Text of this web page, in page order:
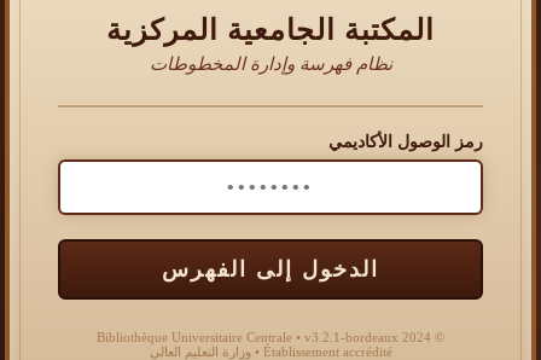
المكتبة الجامعية المركزية
نظام فهرسة وإدارة المخطوطات
رمز الوصول الأكاديمي
الدخول إلى الفهرس
© 2024 Bibliothèque Universitaire Centrale • v3.2.1-bordeaux
Établissement accrédité • وزارة التعليم العالي